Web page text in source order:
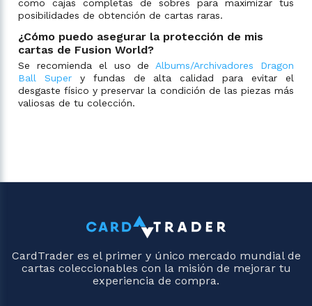
como cajas completas de sobres para maximizar tus
posibilidades de obtención de cartas raras.
¿Cómo puedo asegurar la protección de mis
cartas de Fusion World?
Se recomienda el uso de Albums/Archivadores Dragon
Ball Supery fundas de alta calidad para evitar el
desgaste físico y preservar la condición de las piezas más
valiosas de tu colección.
CardTrader es el primer y único mercado mundial de
cartas coleccionables con la misión de mejorar tu
experiencia de compra.